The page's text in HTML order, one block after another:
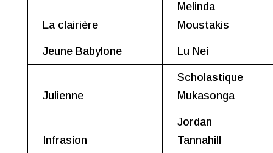
La clairière
Melinda
Moustakis
Jeune Babylone Lu Nei
Julienne
Scholastique
Mukasonga
Infrasion
Jordan
Tannahill